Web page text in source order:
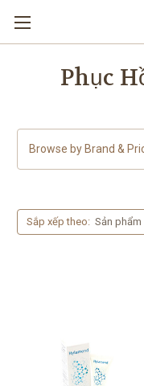
Phục
Browse by Brand &
Sắp xếp theo: